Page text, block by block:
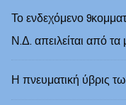
Το ενδεχόμενο
Ν.Δ. απειλείται από
Η πνευματική ύβρις